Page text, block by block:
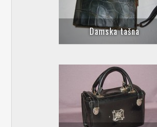
Damska tašna